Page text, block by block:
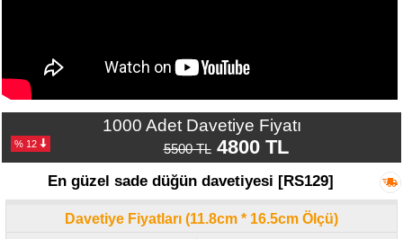
İletişim
427
46
1000 Adet Davetiye Fiyatı
% 12 5500 TL4800 TL
En güzel sade düğün davetiyesi [RS129]
Davetiye Fiyatları (11.8cm * 16.5cm Ölçü)